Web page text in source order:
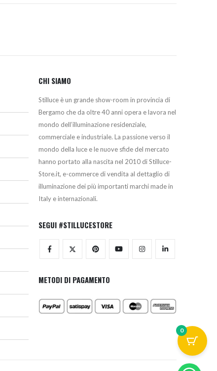
CHI SIAMO
Stilluce è un grande show-room in provincia di
Bergamo che da oltre 40 anni opera e lavora nel
mondo dell’illuminazione residenziale,
commerciale e industriale. La passione verso il
mondo della luce e le nuove sfide del mercato
hanno portato alla nascita nel 2010 di Stilluce-
Store.it, e-commerce di vendita al dettaglio di
illuminazione dei più importanti marchi made in
Italy e internazionali.
SEGUI #STILLUCESTORE
METODI DI PAGAMENTO
0